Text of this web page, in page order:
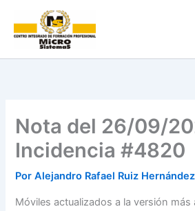
contenido
Nota del 26/09/
Incidencia #4820
PorAlejandro Rafael Ruiz
Móviles actualizados a la versión